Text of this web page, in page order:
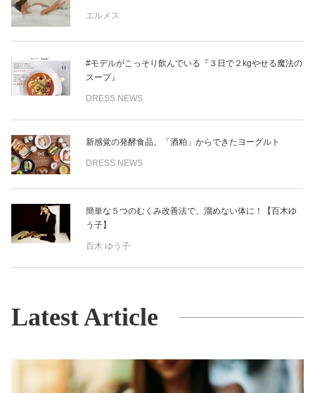
エルメス
#モデルがこっそり飲んでいる『３日で２kgやせる魔法の
スープ』
DRESS NEWS
新感覚の発酵食品。「酒粕」からできたヨーグルト
DRESS NEWS
簡単な５つのむくみ改善法で、溜めない体に！【百木ゆ
う子】
百木 ゆう子
Latest Article